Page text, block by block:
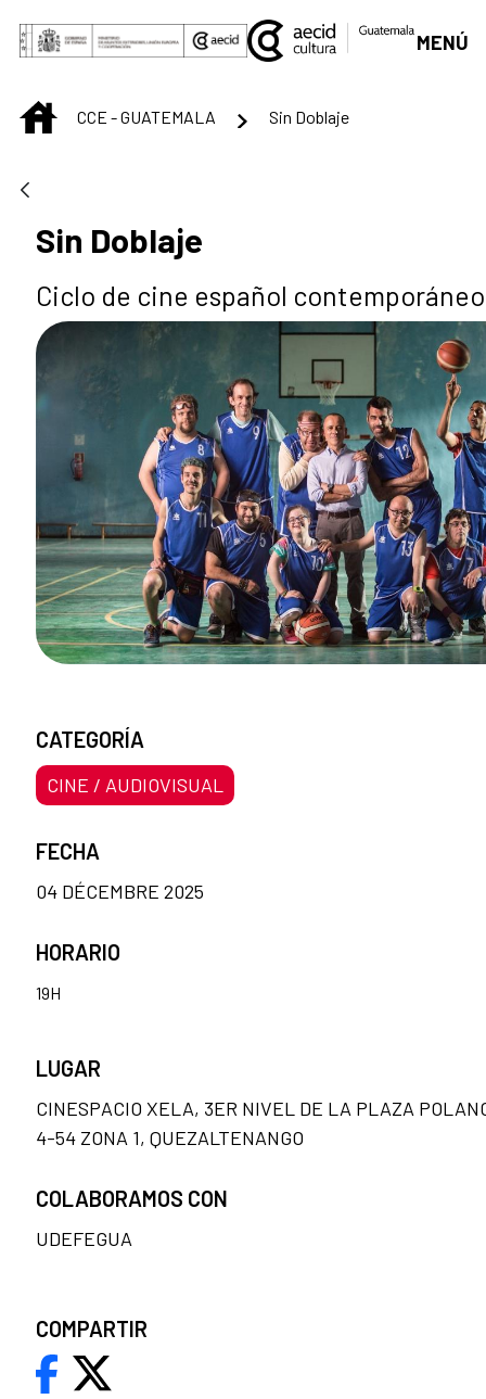
Saut au contenu principal
MENÚ
INICIOCCE - GUATEMALA Sin Doblaje
Sin Doblaje
Ciclo de cine español contemporáneo
CATEGORÍA
CINE / AUDIOVISUAL
FECHA
04 DÉCEMBRE 2025
HORARIO
19H
LUGAR
CINESPACIO XELA, 3ER NIVEL DE LA PLAZA
4-54 ZONA 1, QUEZALTENANGO
COLABORAMOS CON
UDEFEGUA
COMPARTIR